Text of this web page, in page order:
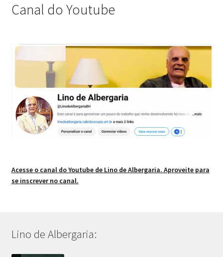
Canal do Youtube
Acesse o canal do Youtube de Lino de Albergaria. Aproveite para
se inscrever no canal.
Lino de Albergaria: